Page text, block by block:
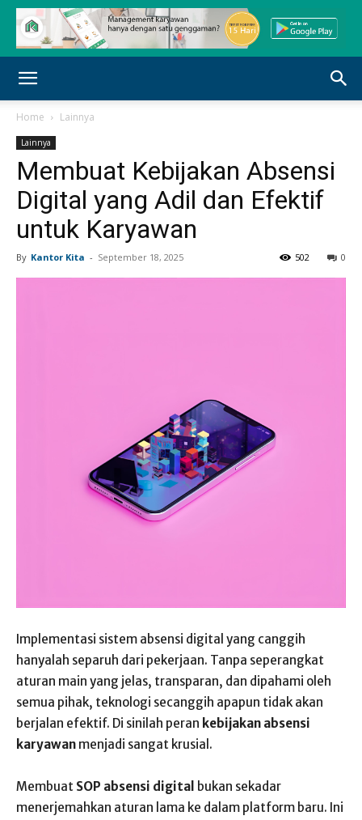
Home Lainnya
Lainnya
Membuat Kebijakan Absensi
Digital yang Adil dan Efektif
untuk Karyawan
By Kantor Kita - September 18, 2025 0
502
Implementasi sistem absensi digital yang canggih
hanyalah separuh dari pekerjaan. Tanpa seperangkat
aturan main yang jelas, transparan, dan dipahami oleh
semua pihak, teknologi secanggih apapun tidak akan
berjalan efektif. Di sinilah peran kebijakan absensi
karyawan menjadi sangat krusial.
Membuat SOP absensi digital bukan sekadar
menerjemahkan aturan lama ke dalam platform baru. Ini